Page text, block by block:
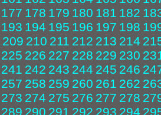
177 178 179 180 181 182
193 194 195 196 197 198
209 210 211 212 213 214
225 226 227 228 229 230
241 242 243 244 245 246
257 258 259 260 261 262
273 274 275 276 277 278
289 290 291 292 293 294